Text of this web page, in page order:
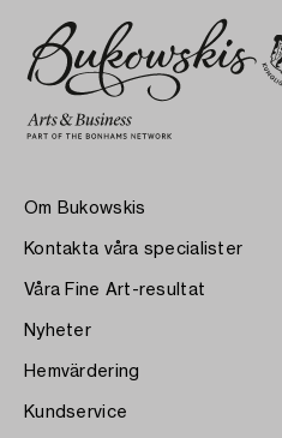
Om Bukowskis
Kontakta våra specialister
Våra Fine Art-resultat
Nyheter
Hemvärdering
Kundservice